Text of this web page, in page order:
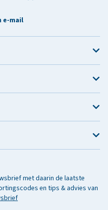
e-mail
met daarin de laatste
en tips & advies van